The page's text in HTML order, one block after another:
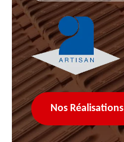
Nos Réalisations